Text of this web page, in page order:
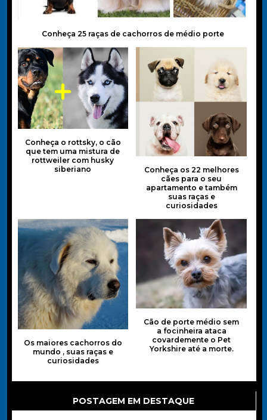
Conheça 25 raças de cachorros de médio porte
Conheça o rottsky, o cão
que tem uma mistura de
rottweiler com husky
siberiano
Conheça os 22 melhores
cães para o seu
apartamento e também
suas raças e
curiosidades
Os maiores cachorros do
mundo , suas raças e
curiosidades
Cão de porte médio sem
a focinheira ataca
covardemente o Pet
Yorkshire até a morte.
POSTAGEM EM DESTAQUE